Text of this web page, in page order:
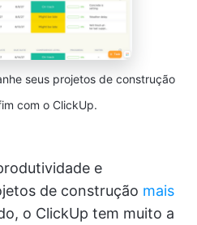
seus projetos de construção
com o ClickUp.
e
de construção mais
o ClickUp tem muito a